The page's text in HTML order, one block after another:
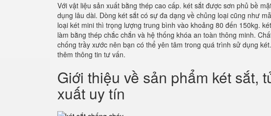
Với vật liệu sản xuất bằng thép cao cấp. két sắt được sơn phủ bề
dụng lâu dài. Dòng két sắt có sự đa dạng về chủng loại cũng như
loại két mini thì trọng lượng trung bình vào khoảng 80 đến 150kg.
làm bằng thép chắc chắn và hệ thống khóa an toàn thông minh.
chống trầy xước nên bạn có thể yên tâm trong quá trình sử dụng
thêm thông tin tư vấn.
Giới thiệu về sản phẩm két sắt,
xuất uy tín